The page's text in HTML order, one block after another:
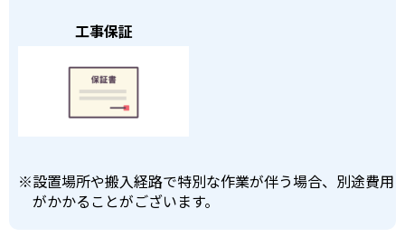
工事保証
※設置場所や搬入経路で特別な作業が伴う場合、別途費用
がかかることがございます。